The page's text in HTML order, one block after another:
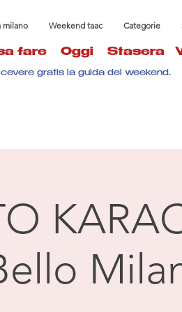
milano Weekend taac Categorie
fare Oggi Stasera
gratis la guida del weekend.